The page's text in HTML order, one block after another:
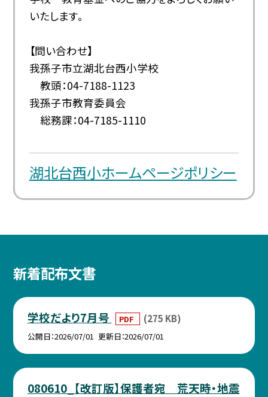
いたします。
【問い合わせ】
我孫子市立湖北台西小学校
教頭：04-7188-1123
我孫子市教育委員会
総務課：04-7185-1110
湖北台西小ホームページポリシー
新着配布文書
学校だより7月号 PDF (275 KB)
公開日 2026/07/01 更新日 2026/07/01
080610_【改訂版】保護者宛 荒天時・地震